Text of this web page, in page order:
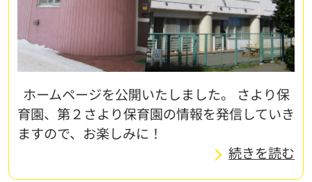
ホームページを公開いたしました。 さより保
育園、第２さより保育園の情報を発信していき
ますので、お楽しみに！
続きを読む